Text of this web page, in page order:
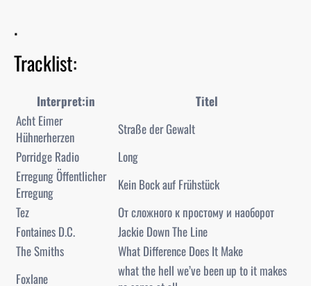
.
Tracklist:
Interpret:in
Titel
Acht Eimer
Hühnerherzen
Straße der Gewalt
Porridge Radio
Long
Erregung Öffentlicher
Erregung
Kein Bock auf Frühstück
Tez
От сложного к простому и наоборот
Fontaines D.C.
Jackie Down The Line
The Smiths
What Difference Does It Make
Foxlane
what the hell we’ve been up to it makes